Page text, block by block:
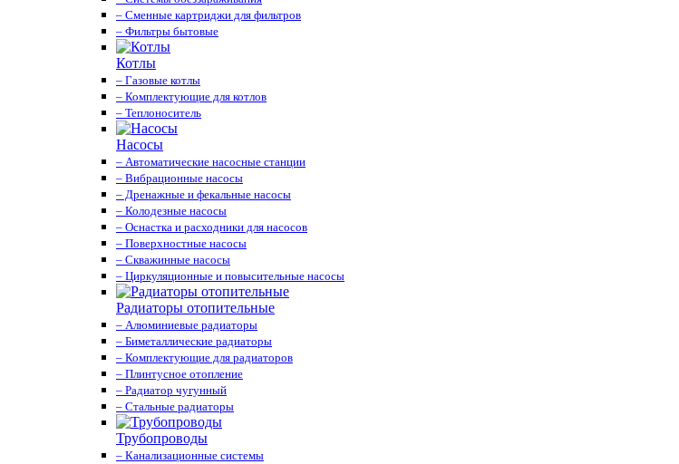
– Сменные картриджи для фильтров
– Фильтры бытовые
Котлы
– Газовые котлы
– Комплектующие для котлов
– Теплоноситель
Насосы
– Автоматические насосные станции
– Вибрационные насосы
– Дренажные и фекальные насосы
– Колодезные насосы
– Оснастка и расходники для насосов
– Поверхностные насосы
– Скважинные насосы
– Циркуляционные и повысительные насосы
Радиаторы отопительные
– Алюминиевые радиаторы
– Биметаллические радиаторы
– Комплектующие для радиаторов
– Плинтусное отопление
– Радиатор чугунный
– Стальные радиаторы
Трубопроводы
– Канализационные системы